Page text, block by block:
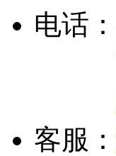
电话
客服：